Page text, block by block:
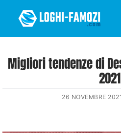
Migliori tendenze di
2021
26 NOVEMBRE 2021